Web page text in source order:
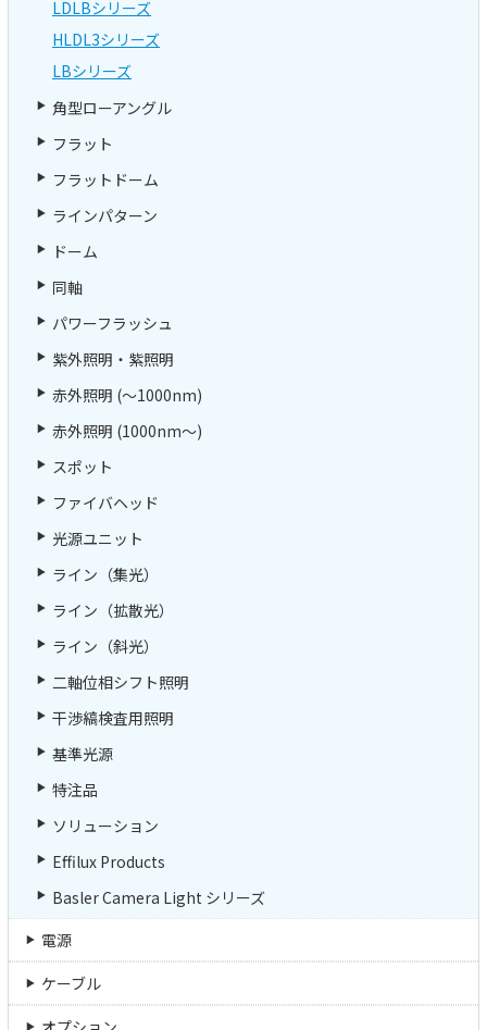
LDLBシリーズ
HLDL3シリーズ
LBシリーズ
角型ローアングル
フラット
フラットドーム
ラインパターン
ドーム
同軸
パワーフラッシュ
紫外照明・紫照明
赤外照明 (～1000nm)
赤外照明 (1000nm～)
スポット
ファイバヘッド
光源ユニット
ライン（集光）
ライン（拡散光）
ライン（斜光）
二軸位相シフト照明
干渉縞検査用照明
基準光源
特注品
ソリューション
Effilux Products
Basler Camera Light シリーズ
電源
ケーブル